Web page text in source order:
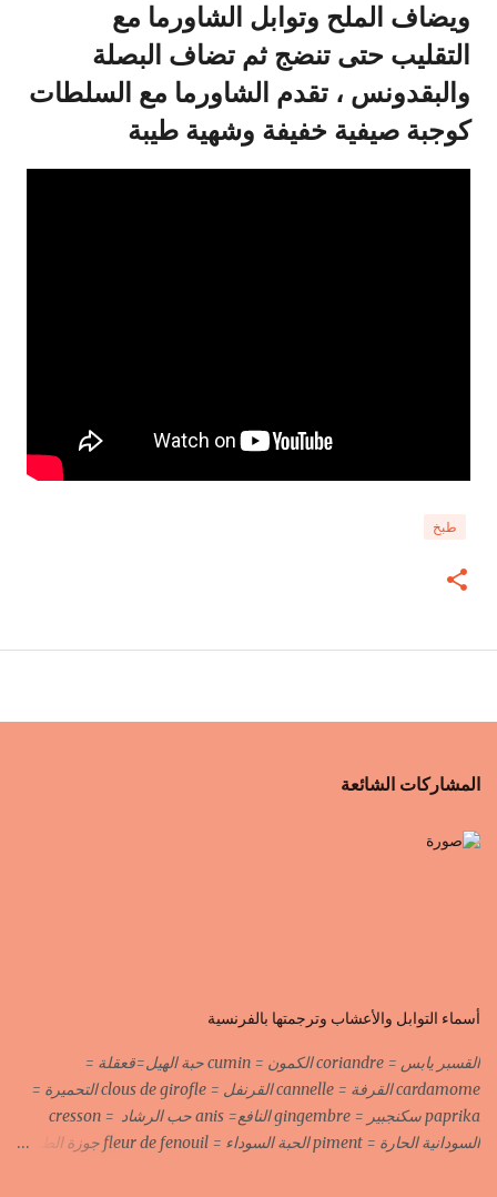
ويضاف الملح وتوابل الشاورما مع
التقليب حتى تنضج ثم تضاف البصلة
والبقدونس ، تقدم الشاورما مع السلطات
كوجبة صيفية خفيفة وشهية طيبة
طبخ
المشاركات الشائعة
أسماء التوابل والأعشاب وترجمتها بالفرنسية
القسبر يابس = coriandre الكمون = cumin حبة الهيل=قعقلة =
cardamome القرفة = cannelle القرنفل = clous de girofle التحميرة =
paprika سكنجبير = gingembre النافع= anis حب الرشاد = cresson
السودانية الحارة = piment الحبة السوداء = fleur de fenouil جوزة الطيب